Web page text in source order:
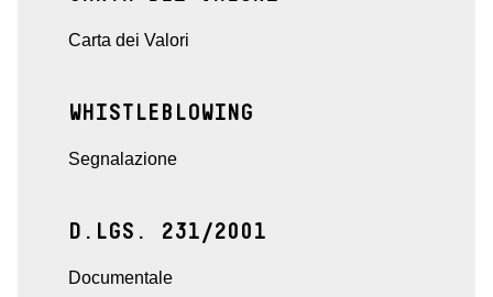
Carta dei Valori
WHISTLEBLOWING
Segnalazione
D.LGS. 231/2001
Documentale